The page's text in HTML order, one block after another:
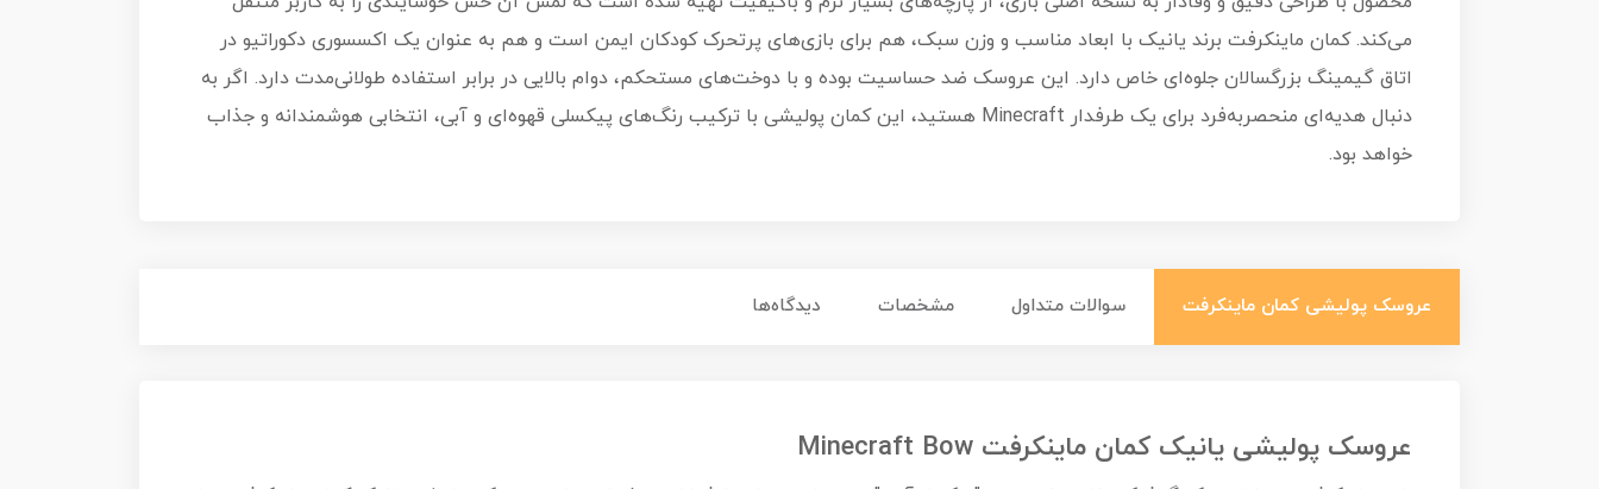
می‌کند. کمان ماینکرفت برند یانیک با ابعاد مناسب و وزن سبک، هم برای بازی‌های پرتحرک کودکان ایمن است و هم به عنوان یک اکسسوری دکوراتیو در
اتاق گیمینگ بزرگسالان جلوه‌ای خاص دارد. این عروسک ضد حساسیت بوده و با دوخت‌های مستحکم، دوام بالایی در برابر استفاده طولانی‌مدت دارد. اگر به
دنبال هدیه‌ای منحصربه‌فرد برای یک طرفدار Minecraft هستید، این کمان پولیشی با ترکیب رنگ‌های پیکسلی قهوه‌ای و آبی، انتخابی هوشمندانه و جذاب
خواهد بود.
عروسک پولیشی کمان ماینکرفت سوالات متداول مشخصات دیدگاه‌ها
عروسک پولیشی یانیک کمان ماینکرفت Minecraft Bow